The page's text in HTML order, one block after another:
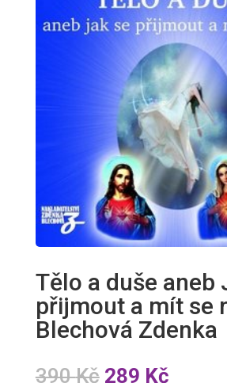
Tělo a duše aneb
přijmout a mít se
Blechová Zdenka
390Kč Původní
289 Kč